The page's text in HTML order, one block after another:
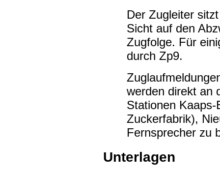
Der Zugleiter
Sicht auf den
Zugfolge. Für
durch Zp9.
werden direkt an
Stationen
Zuckerfabrik),
Fernsprecher zu
Unterlagen